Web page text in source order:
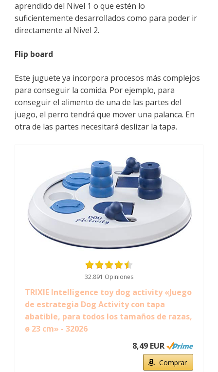
aprendido del Nivel 1 o que estén lo
suficientemente desarrollados como para poder ir
directamente al Nivel 2.
Flip board
Este juguete ya incorpora procesos más complejos
para conseguir la comida. Por ejemplo, para
conseguir el alimento de una de las partes del
juego, el perro tendrá que mover una palanca. En
otra de las partes necesitará deslizar la tapa.
32.891 Opiniones
TRIXIE Intelligence toy dog activity «Juego
de estrategia Dog Activity con tapa
abatible, para todos los tamaños de razas,
ø 23 cm» - 32026
8,49 EUR
Comprar